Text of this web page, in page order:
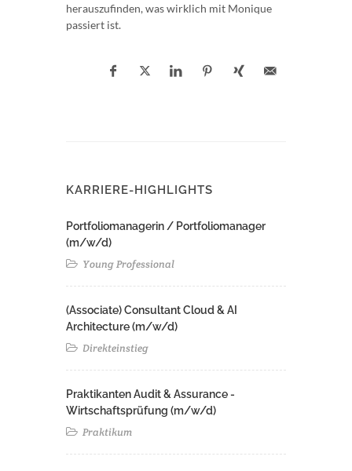
herauszufinden, was wirklich mit Monique
passiert ist.
KARRIERE-HIGHLIGHTS
Portfoliomanagerin / Portfoliomanager
(m/w/d)
Young Professional
(Associate) Consultant Cloud & AI
Architecture (m/w/d)​ ​
Direkteinstieg
Praktikanten Audit & Assurance -
Wirtschaftsprüfung (m/w/d)
Praktikum